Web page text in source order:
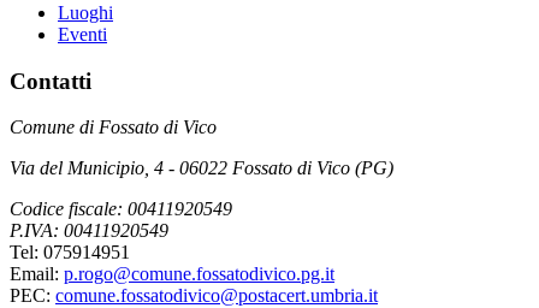
Luoghi
Eventi
Contatti
Comune di Fossato di Vico
Via del Municipio, 4 - 06022 Fossato di Vico (PG)
Codice fiscale: 00411920549
P.IVA: 00411920549
Tel: 075914951
Email: p.rogo@comune.fossatodivico.pg.it
PEC: comune.fossatodivico@postacert.umbria.it